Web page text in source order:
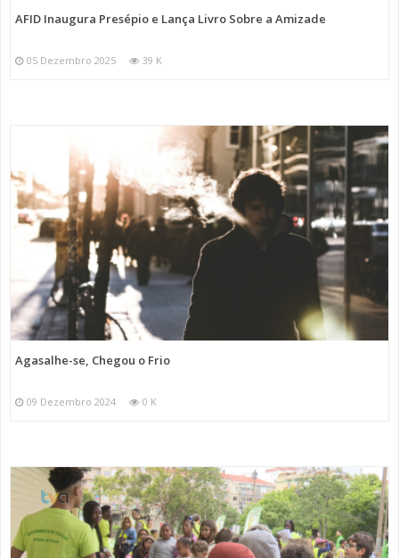
AFID Inaugura Presépio e Lança Livro Sobre a Amizade
05 Dezembro 2025 39 K
Agasalhe-se, Chegou o Frio
09 Dezembro 2024 0 K